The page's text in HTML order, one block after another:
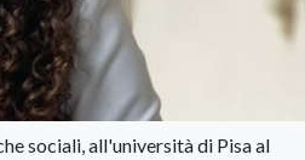
sociali, all'università di Pisa al